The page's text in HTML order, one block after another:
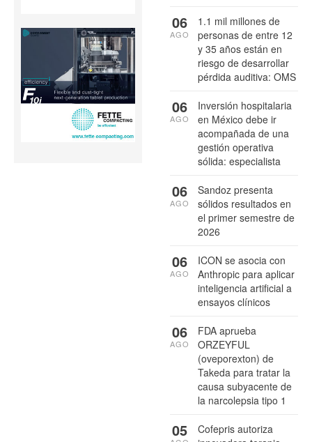
1.1 mil millones de
personas de entre 12
y 35 años están en
riesgo de desarrollar
pérdida auditiva: OMS
06
AGO
Inversión hospitalaria
en México debe ir
acompañada de una
gestión operativa
sólida: especialista
06
AGO
Sandoz presenta
sólidos resultados en
el primer semestre de
2026
06
AGO
ICON se asocia con
Anthropic para aplicar
inteligencia artificial a
ensayos clínicos
06
AGO
FDA aprueba
ORZEYFUL
(oveporexton) de
Takeda para tratar la
causa subyacente de
la narcolepsia tipo 1
06
AGO
Cofepris autoriza
05